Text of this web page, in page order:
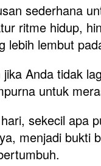
sederhana
ritme hidup,
lebih lembut
Anda tidak
untuk
sekecil apa
menjadi bukti